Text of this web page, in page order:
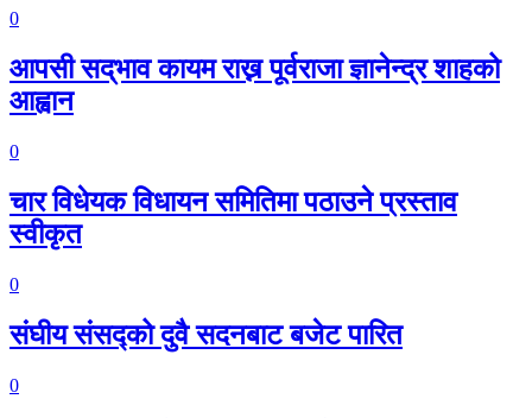
0
आपसी सद्‌भाव कायम राख्न पूर्वराजा ज्ञानेन्द्र शाहको
आह्वान
0
चार विधेयक विधायन समितिमा पठाउने प्रस्ताव
स्वीकृत
0
संघीय संसद्को दुवै सदनबाट बजेट पारित
0